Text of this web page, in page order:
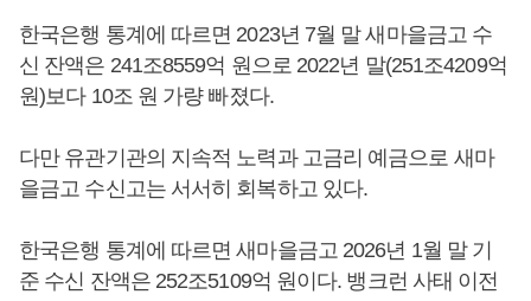
한국은행 통계에 따르면 2023년 7월 말 새마을금고 수
신 잔액은 241조8559억 원으로 2022년 말(251조4209억
원)보다 10조 원 가량 빠졌다.
다만 유관기관의 지속적 노력과 고금리 예금으로 새마
을금고 수신고는 서서히 회복하고 있다.
한국은행 통계에 따르면 새마을금고 2026년 1월 말 기
준 수신 잔액은 252조5109억 원이다. 뱅크런 사태 이전